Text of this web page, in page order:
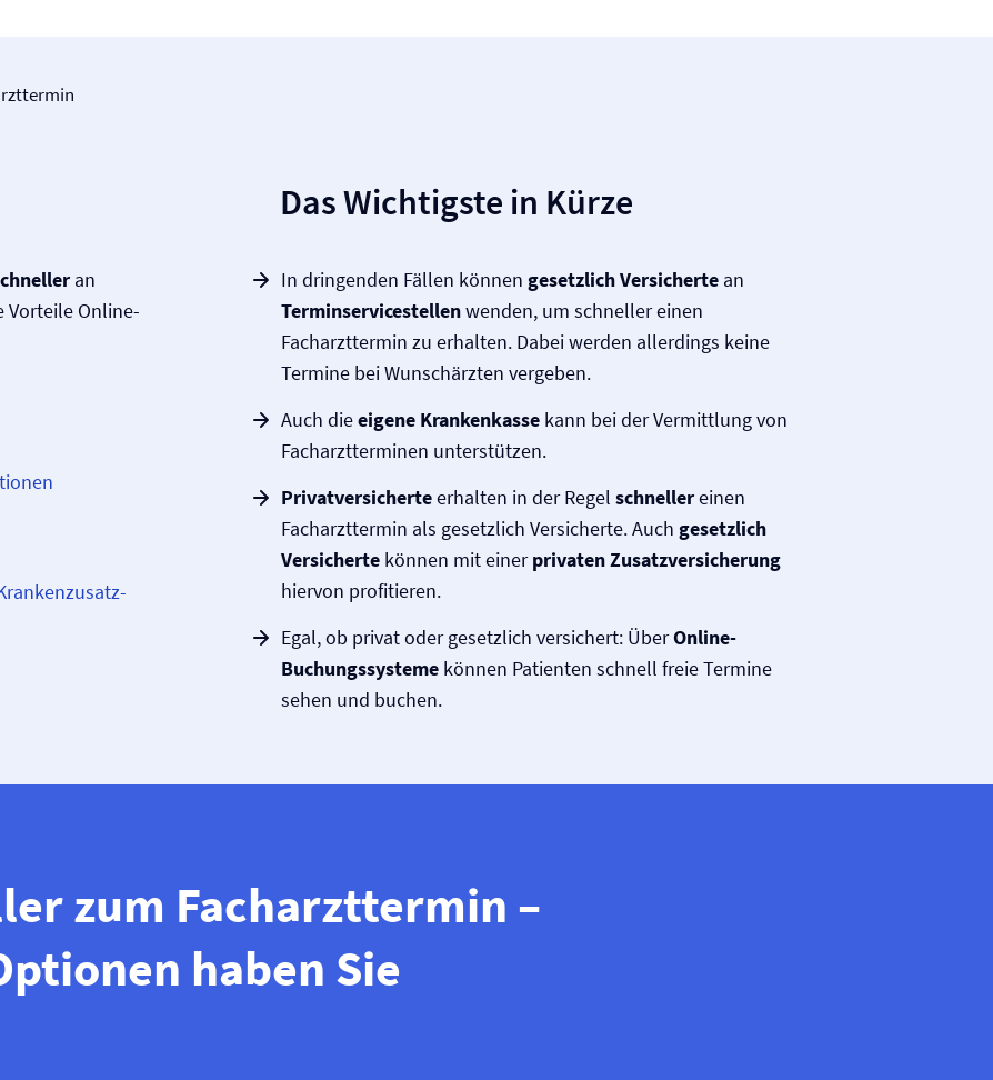
an
Vorteile Online-
Das Wichtigste in Kürze
In dringenden Fällen können gesetzlich Versicherte an
Terminservicestellenwenden, um schneller einen
Facharzttermin zu erhalten. Dabei werden allerdings keine
Termine bei Wunschärzten vergeben.
Auch dieeigene Krankenkasse kann bei der Vermittlung von
Facharztterminen unterstützen.
Privatversicherteerhalten in der Regel schnellereinen
Facharzttermin als gesetzlich Versicherte. Auch gesetzlich
Versicherte können mit einerprivaten Zusatz­versicherung
hiervon profitieren.
Egal, ob privat oder gesetzlich versichert: ÜberOnline-
Buchungssysteme können Patienten schnell freie Termine
sehen und buchen.
zum Facharzttermin –
haben Sie